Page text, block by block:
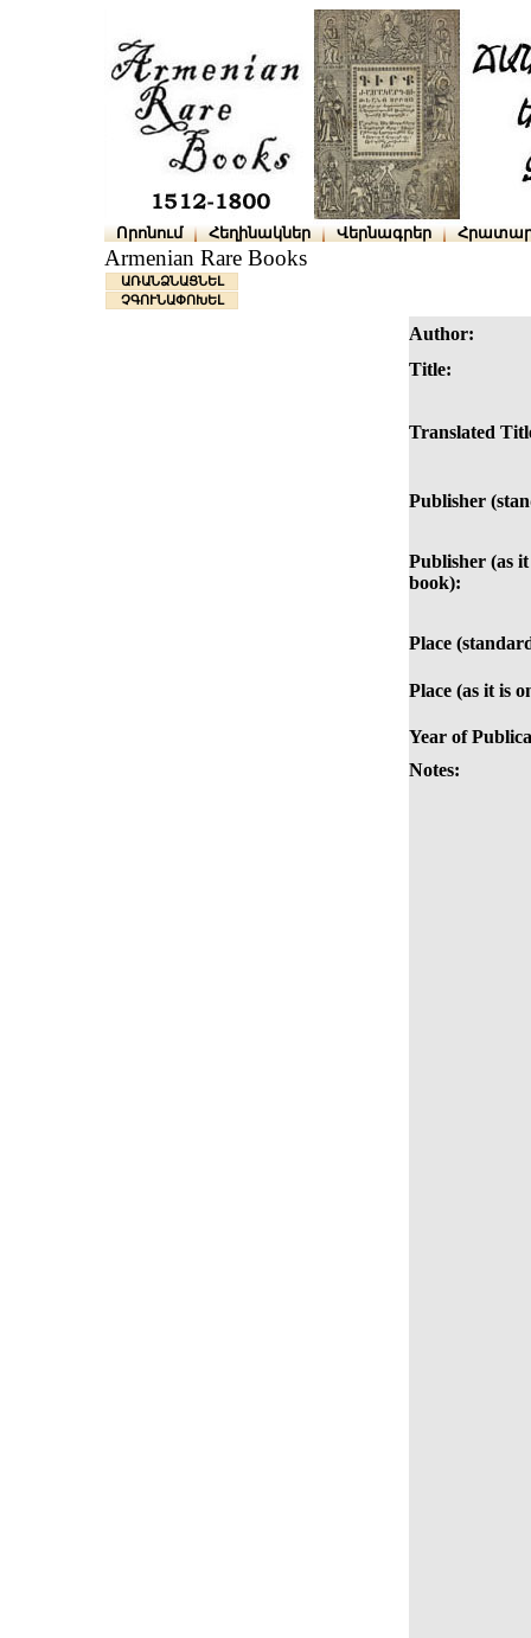
Որոնում Հեղինակներ Վերնագրեր
Armenian Rare Books
ԱՌԱՆՁՆԱՑՆԵԼ
ՉԳՈՒՆԱՓՈԽԵԼ
Author:
Title:
Translated
Publisher
Publisher (as
book):
Place
Place (as it is
Year of
Notes: